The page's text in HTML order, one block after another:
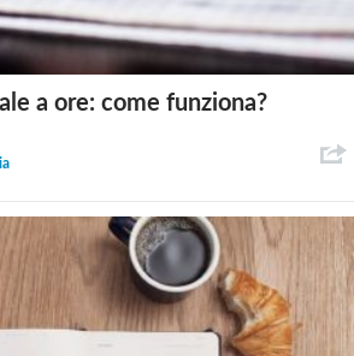
a ore: come funziona?